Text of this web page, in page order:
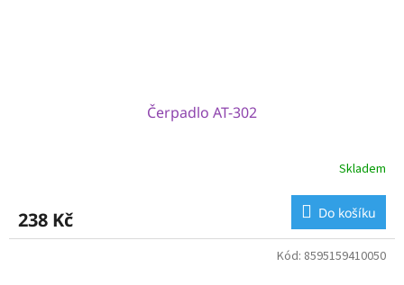
Čerpadlo AT-302
Skladem
238 Kč Do košíku
Kód: 8595159410050